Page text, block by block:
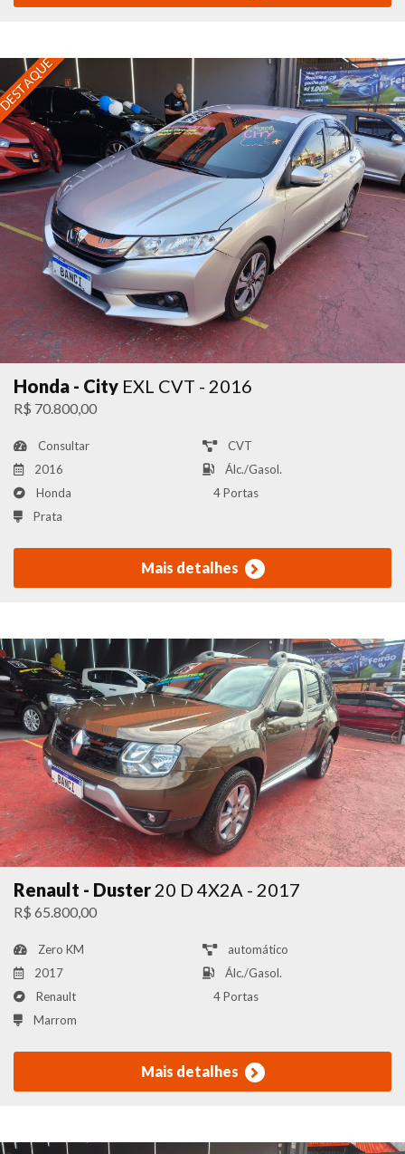
Honda - City EXL CVT - 2016
R$ 70.800,00
Consultar
CVT
2016
Álc./Gasol.
Honda
4 Portas
Prata
Mais detalhes
Renault - Duster 20 D 4X2A - 2017
R$ 65.800,00
Zero KM
automático
2017
Álc./Gasol.
Renault
4 Portas
Marrom
Mais detalhes